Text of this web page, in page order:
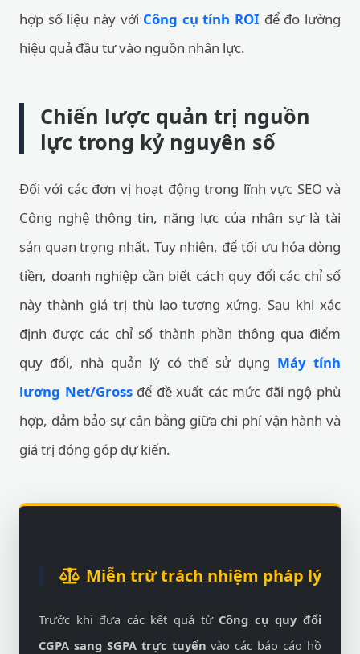
hợp số liệu này với Công cụ tính ROI để đo lường
hiệu quả đầu tư vào nguồn nhân lực.
Chiến lược quản trị nguồn
lực trong kỷ nguyên số
Đối với các đơn vị hoạt động trong lĩnh vực SEO và
Công nghệ thông tin, năng lực của nhân sự là tài
sản quan trọng nhất. Tuy nhiên, để tối ưu hóa dòng
tiền, doanh nghiệp cần biết cách quy đổi các chỉ số
này thành giá trị thù lao tương xứng. Sau khi xác
định được các chỉ số thành phần thông qua điểm
quy đổi, nhà quản lý có thể sử dụng Máy tính
lương Net/Grossđể đề xuất các mức đãi ngộ phù
hợp, đảm bảo sự cân bằng giữa chi phí vận hành và
giá trị đóng góp dự kiến.
Miễn trừ trách nhiệm pháp lý
Trước khi đưa các kết quả từ Công cụ quy đổi
CGPA sang SGPA trực tuyến vào các báo cáo hồ